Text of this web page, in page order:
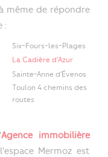
même de répondre
:
Six-Fours-les-Plages
La Cadière d'Azur
Sainte-Anne d'Évenos
Toulon 4 chemins des
routes
Agence immobilière
Mermoz est